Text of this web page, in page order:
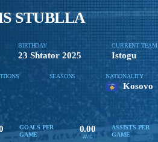
STUBLLA
BIRTHDAY
23 Shtator 2025
CURRENT TEAM
Istogu
SEASONS NATIONALITY
Kosovo
GOALS PER
GAME
0.00
AVG
ASSISTS PER
GAME